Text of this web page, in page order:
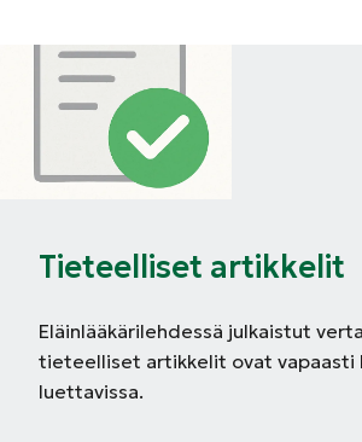
Tieteelliset artikkelit
Eläinlääkärilehdessä julkaistut
tieteelliset artikkelit ovat vapaasti
luettavissa.